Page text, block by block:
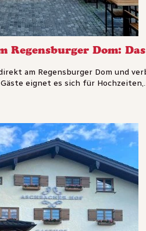
Regensburger Dom:
am Regensburger Dom und
eignet es sich für